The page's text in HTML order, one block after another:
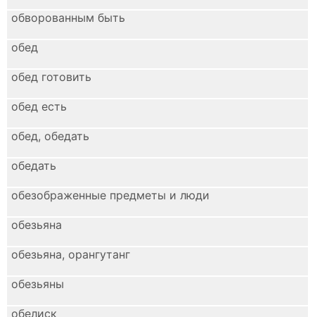
обворованным быть
обед
обед готовить
обед есть
обед, обедать
обедать
обезображенные предметы и люди
обезьяна
обезьяна, орангутанг
обезьяны
обелиск